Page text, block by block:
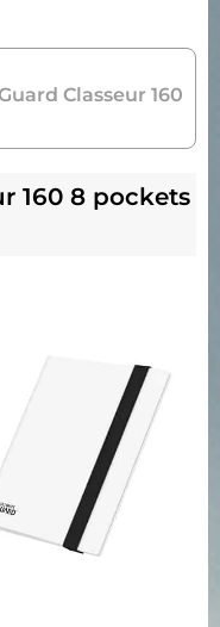
Classeur 160
160 8 pockets